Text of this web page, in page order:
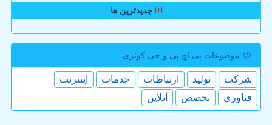
جدیدترین ها
موضوعات پی اچ پی و جی كوئری
شركت تولید ارتباطات خدمات
اینترنت
فناوری
تخصص آنلاین